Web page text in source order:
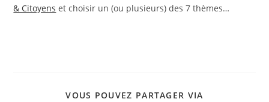
& Citoyens et choisir un (ou plusieurs) des 7 thèmes…
VOUS POUVEZ PARTAGER VIA